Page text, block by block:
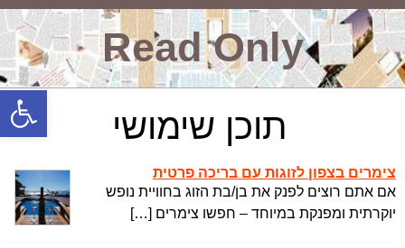
פתח
Read Only
תוכן שימושי
צימרים בצפון לזוגות עם בריכה פרטית
אם אתם רוצים לפנק את בן/בת הזוג בחוויית נופש
יוקרתית ומפנקת במיוחד – חפשו צימרים […]